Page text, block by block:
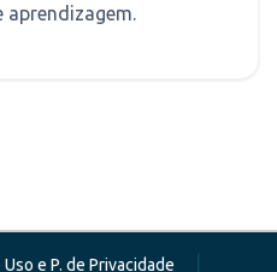
aprendizagem.
e P. de Privacidade